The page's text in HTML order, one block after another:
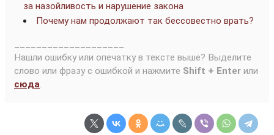
за назойливость и нарушение закона
Почему нам продолжают так бессовестно врать?
Нашли ошибку или опечатку в тексте выше? Выделите
слово или фразу с ошибкой и нажмите Shift + Enter или
сюда.